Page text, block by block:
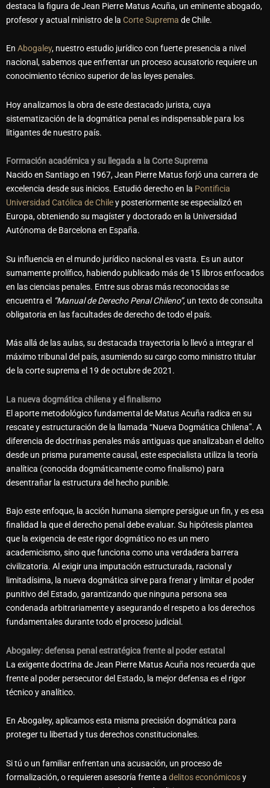
destaca la figura deJean Pierre Matus Acuña, un eminente abogado,
profesor y actual ministro de la Corte Suprema de Chile.
En Abogaley, nuestro estudio jurídico con fuerte presencia a nivel
nacional, sabemos que enfrentar un proceso acusatorio requiere un
conocimiento técnico superior de las leyes penales.
Hoy analizamos la obra de este destacado jurista, cuya
sistematización de la dogmática penal es indispensable para los
litigantes de nuestro país.
Formación académica y su llegada a la Corte Suprema
Nacido en Santiago en 1967, Jean Pierre Matus forjó una carrera de
excelencia desde sus inicios. Estudió derecho en la Pontificia
Universidad Católica de Chiley posteriormente se especializó en
Europa, obteniendo su magíster y doctorado en la Universidad
Autónoma de Barcelona en España.
Su influencia en el mundo jurídico nacional es vasta. Es un autor
sumamente prolífico, habiendo publicado más de 15 libros enfocados
en las ciencias penales. Entre sus obras más reconocidas se
encuentra el “Manual de Derecho Penal Chileno”, un texto de consulta
obligatoria en las facultades de derecho de todo el país.
Más allá de las aulas, su destacada trayectoria lo llevó a integrar el
máximo tribunal del país, asumiendo su cargo como ministro titular
de la corte suprema el 19 de octubre de 2021.
La nueva dogmática chilena y el finalismo
El aporte metodológico fundamental de Matus Acuña radica en su
rescate y estructuración de la llamada “Nueva Dogmática Chilena”. A
diferencia de doctrinas penales más antiguas que analizaban el delito
desde un prisma puramente causal, este especialista utiliza la teoría
analítica (conocida dogmáticamente como finalismo) para
desentrañar la estructura del hecho punible.
Bajo este enfoque, la acción humana siempre persigue un fin, y es esa
finalidad la que el derecho penal debe evaluar. Su hipótesis plantea
que la exigencia de este rigor dogmático no es un mero
academicismo, sino que funciona como una verdadera barrera
civilizatoria. Al exigir una imputación estructurada, racional y
limitadísima, la nueva dogmática sirve para frenar y limitar el poder
punitivo del Estado, garantizando que ninguna persona sea
condenada arbitrariamente y asegurando el respeto a los derechos
fundamentalesdurante todo el proceso judicial.
Abogaley: defensa penal estratégica frente al poder estatal
La exigente doctrina de Jean Pierre Matus Acuña nos recuerda que
frente al poder persecutor del Estado, la mejor defensa es el rigor
técnico y analítico.
En Abogaley, aplicamos esta misma precisión dogmática para
proteger tu libertad y tus derechos constitucionales.
Si tú o un familiar enfrentan una acusación, un proceso de
formalización, o requieren asesoría frente a delitos económicosy